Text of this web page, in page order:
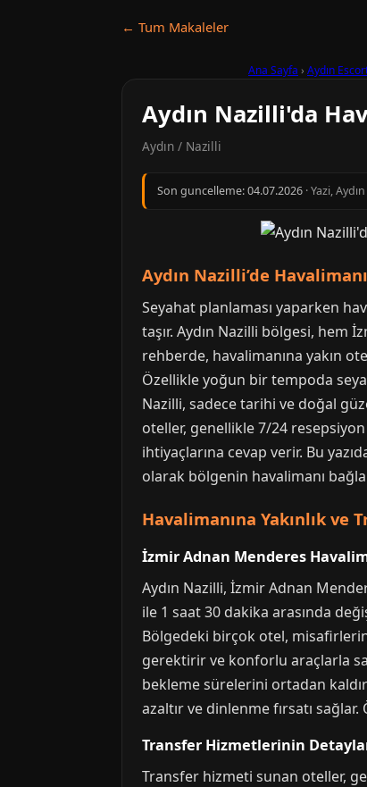
← Tum Makaleler
Ana Sayfa › Aydın
Aydın Nazilli'da
Aydın / Nazilli
Son guncelleme:04.07.2026 · Yazi,
Aydın Nazilli’de
Seyahat planlaması yaparken
taşır. Aydın Nazilli bölgesi, hem
rehberde, havalimanına yakın
Özellikle yoğun bir tempoda
Nazilli, sadece tarihi ve doğal
oteller, genellikle 7/24
ihtiyaçlarına cevap verir. Bu
olarak bölgenin havalimanı
Havalimanına Yakınlık ve
İzmir Adnan Menderes
Aydın Nazilli, İzmir Adnan
ile 1 saat 30 dakika arasında
Bölgedeki birçok otel,
gerektirir ve konforlu araçlarla
bekleme sürelerini ortadan
azaltır ve dinlenme fırsatı
Transfer Hizmetlerinin
Transfer hizmeti sunan oteller,